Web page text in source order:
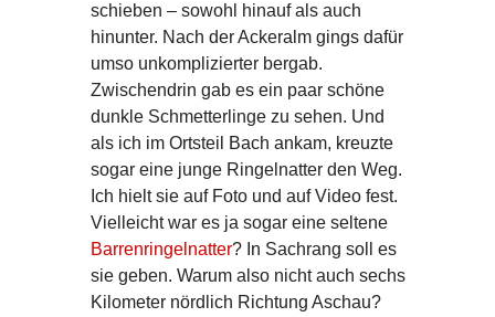
schieben – sowohl hinauf als auch
hinunter. Nach der Ackeralm gings dafür
umso unkomplizierter bergab.
Zwischendrin gab es ein paar schöne
dunkle Schmetterlinge zu sehen. Und
als ich im Ortsteil Bach ankam, kreuzte
sogar eine junge Ringelnatter den Weg.
Ich hielt sie auf Foto und auf Video fest.
Vielleicht war es ja sogar eine seltene
Barrenringelnatter? In Sachrang soll es
sie geben. Warum also nicht auch sechs
Kilometer nördlich Richtung Aschau?